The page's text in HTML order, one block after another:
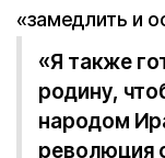
«замедлить и
«Я также
родину,
народом
революция